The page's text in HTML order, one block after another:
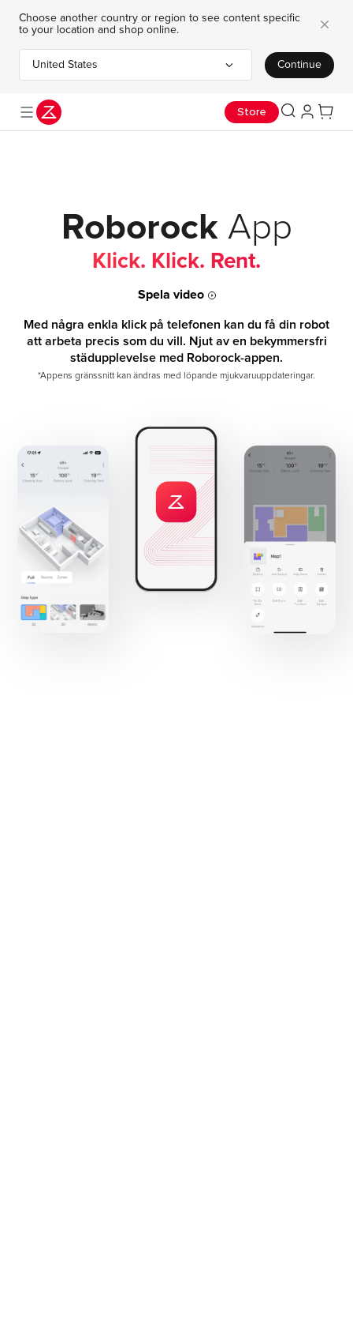
Choose another country or region to see content specific
to your location and shop online.
United States
Choose your country or region
Continue
Spara massor – Saros 10R nu 51% billigare, 8290 kr! Läs mer
Använd kod RRASP-S10RJ2 och spara 3000 kr på SAROS 10R.
Läs mer här! Store
Roborock App
Klick. Klick. Rent.
Spela video
Med några enkla klick på telefonen kan du få din robot
att arbeta precis som du vill. Njut av en bekymmersfri
städupplevelse med Roborock-appen.
*Appens gränssnitt kan ändras med löpande mjukvaruuppdateringar.